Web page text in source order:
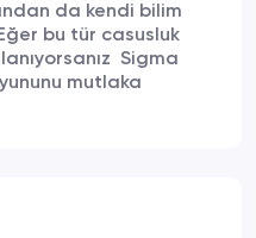
da kendi bilim
bu tür casusluk
Sigma
mutlaka